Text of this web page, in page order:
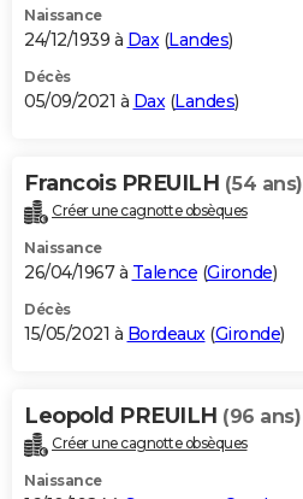
Naissance
24/12/1939 à Dax(Landes)
Décès
05/09/2021 à Dax(Landes)
Francois PREUILH (54 ans)
Créer une cagnotte obsèques
Naissance
26/04/1967 à Talence (Gironde)
Décès
15/05/2021 à Bordeaux(Gironde)
Leopold PREUILH (96 ans)
Créer une cagnotte obsèques
Naissance